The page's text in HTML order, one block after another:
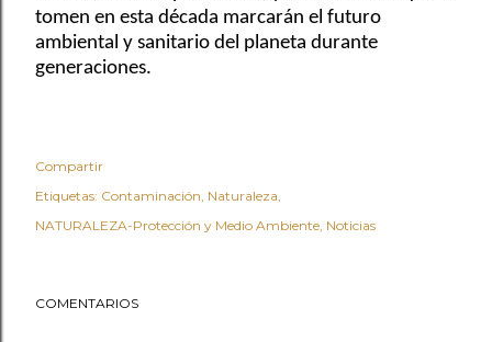
tomen en esta década marcarán el futuro
ambiental y sanitario del planeta durante
generaciones.
Compartir
Etiquetas: Contaminación Naturaleza
NATURALEZA-Protección y Medio Ambiente Noticias
COMENTARIOS